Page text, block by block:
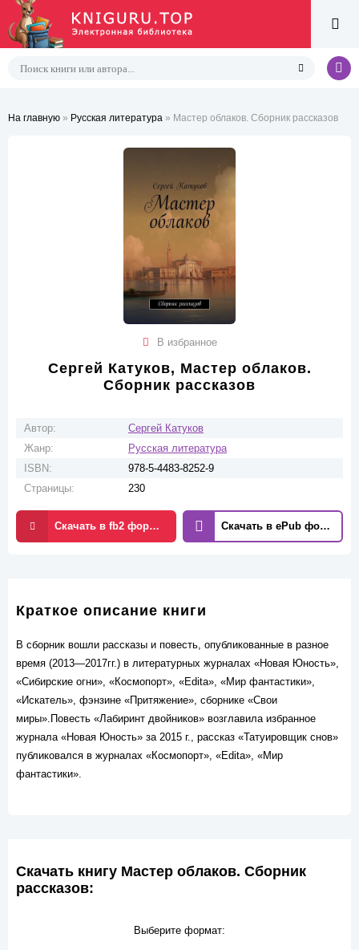
На главную » Русская литература » Мастер облаков. Сборник рассказов
В избранное
Сергей Катуков, Мастер облаков.
Сборник рассказов
Автор:
Сергей Катуков
Жанр:
Русская литература
ISBN:
978-5-4483-8252-9
Страницы:
230
Скачать в fb2 формате Скачать в ePub формате
Краткое описание книги
В сборник вошли рассказы и повесть, опубликованные в разное
время (2013—2017гг.) в литературных журналах «Новая Юность»,
«Сибирские огни», «Космопорт», «Edita», «Мир фантастики»,
«Искатель», фэнзине «Притяжение», сборнике «Свои
миры».Повесть «Лабиринт двойников» возглавила избранное
журнала «Новая Юность» за 2015 г., рассказ «Татуировщик снов»
публиковался в журналах «Космопорт», «Edita», «Мир
фантастики».
Скачать книгу Мастер облаков. Сборник
рассказов:
Выберите формат: